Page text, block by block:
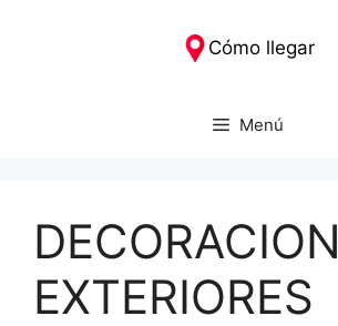
Cómo llegar
Menú
DECORACION
EXTERIORES